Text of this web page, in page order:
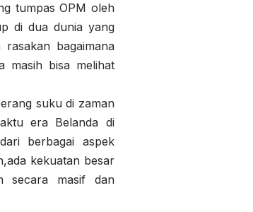
tumpas OPM oleh
di dua dunia yang
bagaimana
masih bisa melihat
suku di zaman
era Belanda di
berbagai aspek
kekuatan besar
secara masif dan